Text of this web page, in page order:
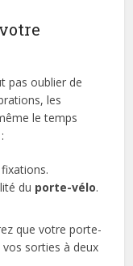
pas oublier de
les
le temps
du porte-vélo.
que votre porte-
sorties à deux